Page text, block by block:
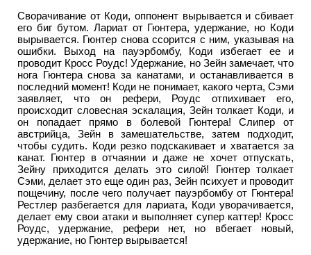
Сворачивание от Коди, оппонент вырывается и сбивает
его биг бутом. Лариат от Гюнтера, удержание, но Коди
вырывается. Гюнтер снова ссорится с ним, указывая на
ошибки. Выход на пауэрбомбу, Коди избегает ее и
проводит Кросс Роудс! Удержание, но Зейн замечает, что
нога Гюнтера снова за канатами, и останавливается в
последний момент! Коди не понимает, какого черта, Сэми
заявляет, что он рефери, Роудс отпихивает его,
происходит словесная эскалация, Зейн толкает Коди, и
он попадает прямо в болевой Гюнтера! Слипер от
австрийца, Зейн в замешательстве, затем подходит,
чтобы судить. Коди резко подскакивает и хватается за
канат. Гюнтер в отчаянии и даже не хочет отпускать,
Зейну приходится делать это силой! Гюнтер толкает
Сэми, делает это еще один раз, Зейн психует и проводит
пощечину, после чего получает пауэрбомбу от Гюнтера!
Рестлер разбегается для лариата, Коди уворачивается,
делает ему свои атаки и выполняет супер каттер! Кросс
Роудс, удержание, рефери нет, но вбегает новый,
удержание, но Гюнтер вырывается!